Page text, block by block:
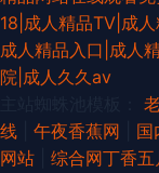
18|成人精品TV|成
成人精品入口|成人
院|成人久久av
线
午夜香蕉网 国
网站
综合网丁香五